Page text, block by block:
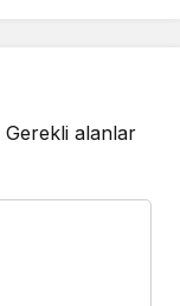
Gerekli alanlar